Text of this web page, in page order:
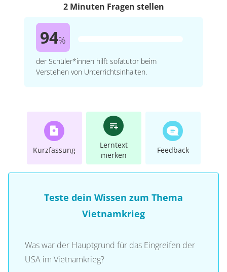
2 Minuten Fragen stellen
94%
der Schüler*innen hilft sofatutor beim
Verstehen von Unterrichtsinhalten.
Kurzfassung
Lerntext
merken
Feedback
Teste dein Wissen zum Thema
Vietnamkrieg
Was war der Hauptgrund für das Eingreifen der
USA im Vietnamkrieg?